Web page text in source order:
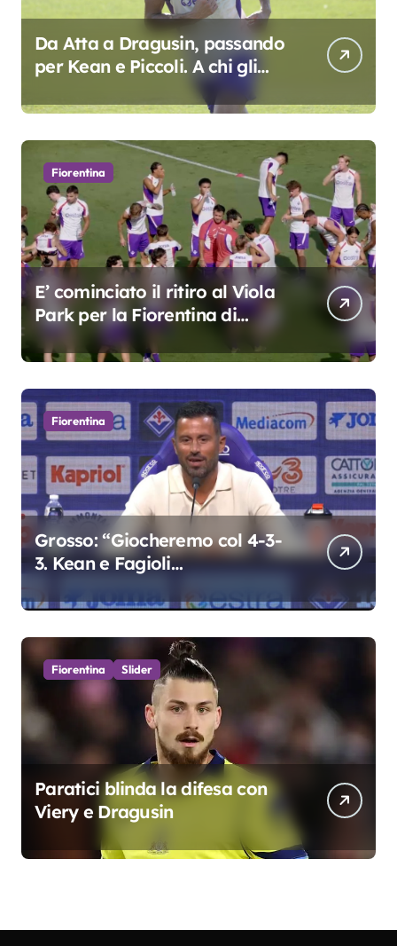
Da Atta a Dragusin, passando
per Kean e Piccoli. A chi gli
oscar del precampionato?
Fiorentina
E’ cominciato il ritiro al Viola
Park per la Fiorentina di
Grosso
Fiorentina
Grosso: “Giocheremo col 4-3-
3. Kean e Fagioli
colpo”
Fiorentina Slider
Paratici blinda la difesa con
Viery e Dragusin